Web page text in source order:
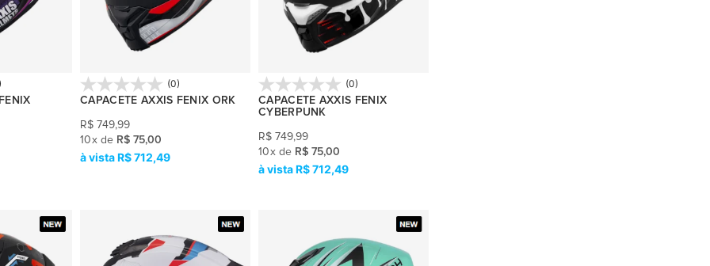
(0)
CAPACETE AXXIS FENIX ORK
R$ 749,99
10x de R$ 75,00
R$ 712,49
(0)
CAPACETE AXXIS FENIX
CYBERPUNK
R$ 749,99
10x de R$ 75,00
R$ 712,49